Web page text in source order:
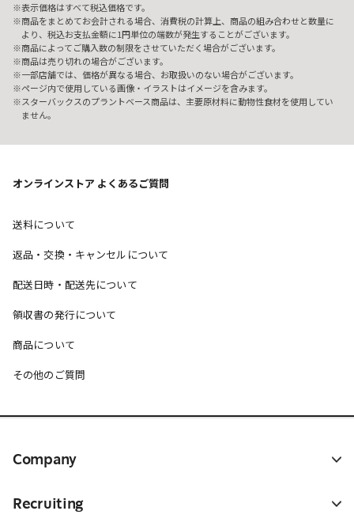
表示価格はすべて税込価格です。
商品をまとめてお会計される場合、消費税の計算上、商品の組み合わせと数量に
より、税込お支払金額に1円単位の端数が発生することがございます。
商品によってご購入数の制限をさせていただく場合がございます。
商品は売り切れの場合がございます。
一部店舗では、価格が異なる場合、お取扱いのない場合がございます。
ページ内で使用している画像・イラストはイメージを含みます。
スターバックスのプラントベース商品は、主要原材料に動物性食材を使用してい
ません。
オンラインストア よくあるご質問
送料について
返品・交換・キャンセルについて
配送日時・配送先について
領収書の発行について
商品について
その他のご質問
Company
Recruiting